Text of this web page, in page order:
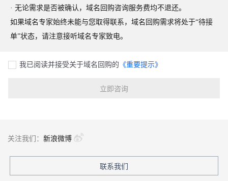
· 无论需求是否被确认，域名回购咨询服务费均不退还。
如果域名专家始终未能与您取得联系，域名回购需求将处于“待接
单”状态，请注意接听域名专家致电。
我已阅读并接受关于域名回购的 《重要提示》
立即咨询